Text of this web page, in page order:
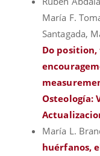
María F.
Santagada,
Do
Osteología:
María L.
huérfanos,